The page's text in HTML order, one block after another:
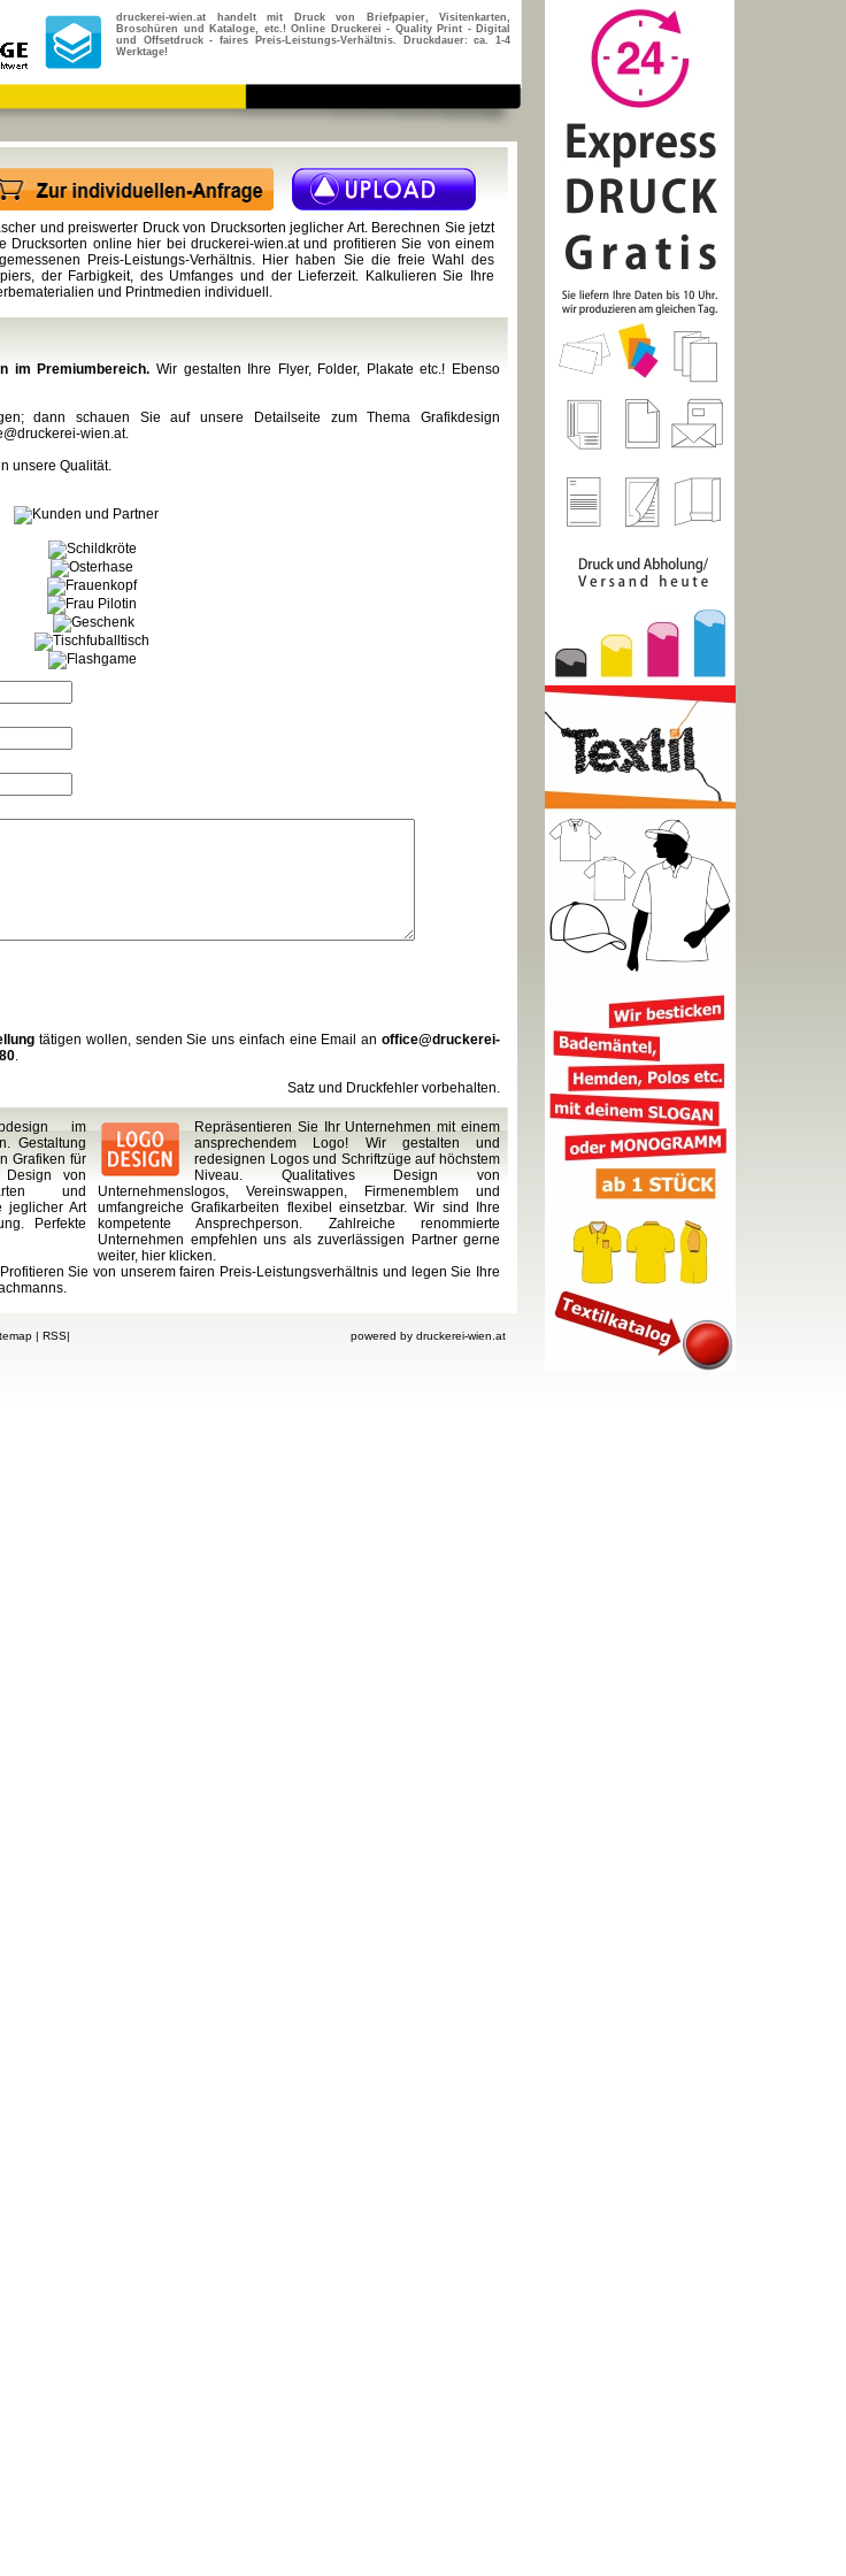
druckerei-wien.at handelt mit Druck von Briefpapier, Visitenkarten,
Broschüren und Kataloge, etc.! Online Druckerei - Quality Print - Digital
und Offsetdruck - faires Preis-Leistungs-Verhältnis. Druckdauer: ca. 1-4
Werktage!
und preiswerter Druck von Drucksorten jeglicher Art. Berechnen Sie jetzt
Drucksorten online hier bei druckerei-wien.atund profitieren Sie von einem
Preis-Leistungs-Verhältnis. Hier haben Sie die freie Wahl des
der Farbigkeit, des Umfanges und der Lieferzeit. Kalkulieren Sie Ihre
und Printmedien individuell.
im Premiumbereich. Wir gestalten Ihre Flyer, Folder, Plakate etc.! Ebenso
dann schauen Sie auf unsere Detailseite zum Thema Grafikdesign
wien.at.
unsere Qualität.
tätigen wollen, senden Sie uns einfach eine Email anoffice@druckerei-
.
Satz und Druckfehler vorbehalten.
im
Gestaltung
Grafiken für
von
und
jeglicher Art
Perfekte
Repräsentieren Sie Ihr Unternehmen mit einem
ansprechendem Logo! Wir gestalten und
redesignen Logos und Schriftzüge auf höchstem
Niveau. Qualitatives Design von
Unternehmenslogos, Vereinswappen, Firmenemblem und
umfangreiche Grafikarbeiten flexibel einsetzbar. Wir sind Ihre
kompetente Ansprechperson. Zahlreiche renommierte
Unternehmen empfehlen uns als zuverlässigen Partner gerne
weiter, hier klicken.
Sie von unserem fairen Preis-Leistungsverhältnis und legen Sie Ihre
| RSS| powered by druckerei-wien.at